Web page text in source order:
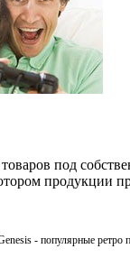
под
продукции
- популярные ретро